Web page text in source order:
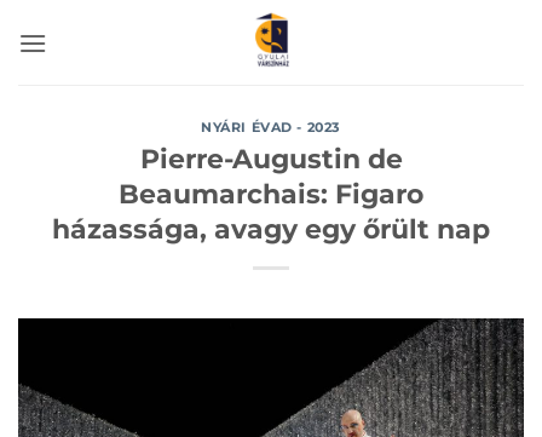
NYÁRI ÉVAD - 2023
Pierre-Augustin de
Beaumarchais: Figaro
házassága, avagy egy őrült nap